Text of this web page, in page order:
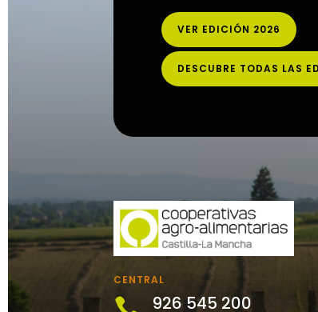
VER EDICIÓN 2026
DESCUBRE TODAS LAS
CENTRAL
926 545 200